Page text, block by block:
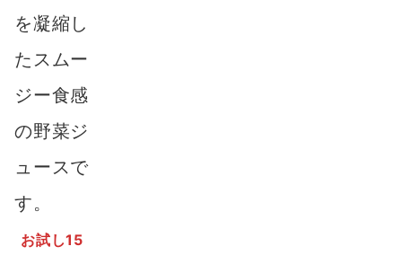
を凝縮し
たスムー
ジー食感
の野菜ジ
ュースで
す。
お試し15